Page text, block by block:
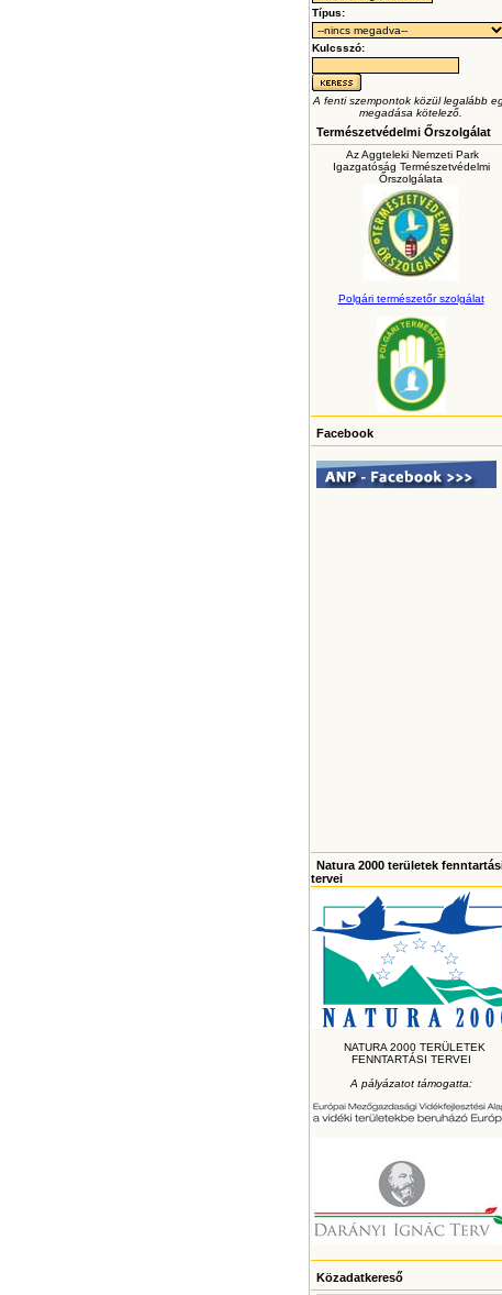
Típus:
Kulcsszó:
A fenti szempontok közül legalább
megadása kötelező.
Természetvédelmi Őrszolgálat
Az Aggteleki Nemzeti Park
Igazgatóság Természetvédelmi
Őrszolgálata
Polgári természetőr szolgálat
Facebook
Natura 2000 területek
tervei
NATURA 2000 TERÜLETEK
FENNTARTÁSI TERVEI
A pályázatot támogatta:
Közadatkereső